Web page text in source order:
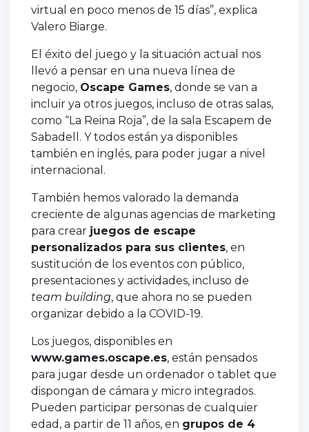
virtual en poco menos de 15 días”, explica
Valero Biarge.
El éxito del juego y la situación actual nos
llevó a pensar en una nueva línea de
negocio, Oscape Games, donde se van a
incluir ya otros juegos, incluso de otras salas,
como “La Reina Roja”, de la sala Escapem de
Sabadell. Y todos están ya disponibles
también en inglés, para poder jugar a nivel
internacional.
También hemos valorado la demanda
creciente de algunas agencias de marketing
para crear juegos de escape
personalizados para sus clientes, en
sustitución de los eventos con público,
presentaciones y actividades, incluso de
team building, que ahora no se pueden
organizar debido a la COVID-19.
Los juegos, disponibles en
www.games.oscape.es, están pensados
para jugar desde un ordenador o tablet que
dispongan de cámara y micro integrados.
Pueden participar personas de cualquier
edad, a partir de 11 años, en grupos de 4